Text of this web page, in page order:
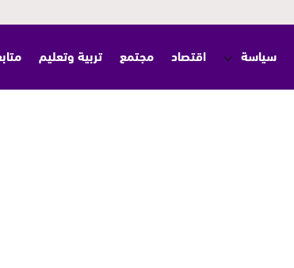
سياسة اقتصاد مجتمع تربية وتعليم